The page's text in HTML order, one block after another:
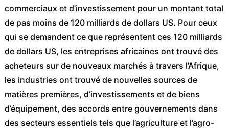
commerciaux et d’investissement pour un montant total
de pas moins de 120 milliards de dollars US. Pour ceux
qui se demandent ce que représentent ces 120 milliards
de dollars US, les entreprises africaines ont trouvé des
acheteurs sur de nouveaux marchés à travers l’Afrique,
les industries ont trouvé de nouvelles sources de
matières premières, d’investissements et de biens
d’équipement, des accords entre gouvernements dans
des secteurs essentiels tels que l’agriculture et l’agro-